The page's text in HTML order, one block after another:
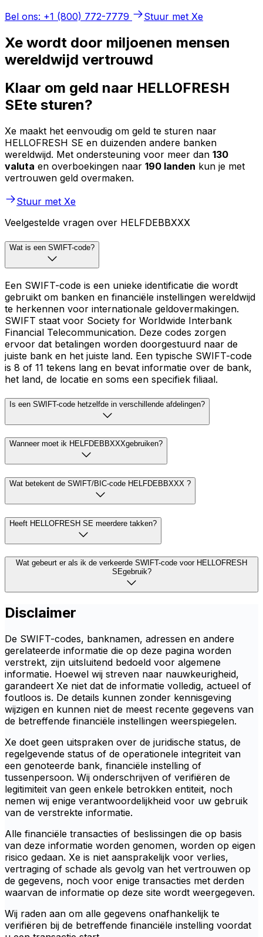
Bel ons: +1 (800) 772-7779
Stuur met Xe
Xe wordt door miljoenen mensen
wereldwijd vertrouwd
Klaar om geld naar HELLOFRESH
SEte sturen?
Xe maakt het eenvoudig om geld te sturen naar
HELLOFRESH SE en duizenden andere banken
wereldwijd. Met ondersteuning voor meer dan 130
valuta en overboekingen naar 190 landen kun je met
vertrouwen geld overmaken.
Stuur met Xe
Veelgestelde vragen over HELFDEBBXXX
Wat is een SWIFT-code?
Een SWIFT-code is een unieke identificatie die wordt
gebruikt om banken en financiële instellingen wereldwijd
te herkennen voor internationale geldovermakingen.
SWIFT staat voor Society for Worldwide Interbank
Financial Telecommunication. Deze codes zorgen
ervoor dat betalingen worden doorgestuurd naar de
juiste bank en het juiste land. Een typische SWIFT-code
is 8 of 11 tekens lang en bevat informatie over de bank,
het land, de locatie en soms een specifiek filiaal.
Is een SWIFT-code hetzelfde in verschillende afdelingen?
Wanneer moet ik HELFDEBBXXXgebruiken?
Wat betekent de SWIFT/BIC-code HELFDEBBXXX ?
Heeft HELLOFRESH SE meerdere takken?
Wat gebeurt er als ik de verkeerde SWIFT-code voor HELLOFRESH
SEgebruik?
Disclaimer
De SWIFT-codes, banknamen, adressen en andere
gerelateerde informatie die op deze pagina worden
verstrekt, zijn uitsluitend bedoeld voor algemene
informatie. Hoewel wij streven naar nauwkeurigheid,
garandeert Xe niet dat de informatie volledig, actueel of
foutloos is. De details kunnen zonder kennisgeving
wijzigen en kunnen niet de meest recente gegevens van
de betreffende financiële instellingen weerspiegelen.
Xe doet geen uitspraken over de juridische status, de
regelgevende status of de operationele integriteit van
een genoteerde bank, financiële instelling of
tussenpersoon. Wij onderschrijven of verifiëren de
legitimiteit van geen enkele betrokken entiteit, noch
nemen wij enige verantwoordelijkheid voor uw gebruik
van de verstrekte informatie.
Alle financiële transacties of beslissingen die op basis
van deze informatie worden genomen, worden op eigen
risico gedaan. Xe is niet aansprakelijk voor verlies,
vertraging of schade als gevolg van het vertrouwen op
de gegevens, noch voor enige transacties met derden
waarvan de informatie op deze site wordt weergegeven.
Wij raden aan om alle gegevens onafhankelijk te
verifiëren bij de betreffende financiële instelling voordat